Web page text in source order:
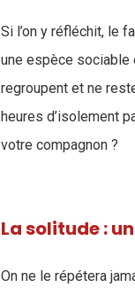
Si l’on y réfléchit, le
une espèce sociable
regroupent et ne
heures d’isolement
votre compagnon ?
La solitude :
On ne le répétera